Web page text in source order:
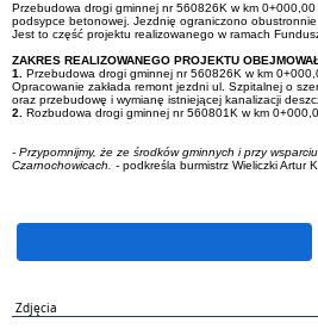
Przebudowa drogi gminnej nr 560826K w km
podsypce betonowej. Jezdnię ograniczono obustronnie
Jest to część projektu realizowanego w ramach
ZAKRES REALIZOWANEGO PROJEKTU
1. Przebudowa drogi gminnej nr 560826K w km
Opracowanie zakłada remont jezdni ul. Szpitalnej o
oraz przebudowę i wymianę istniejącej kanalizacji
2. Rozbudowa drogi gminnej nr 560801K w km
- Przypomnijmy, że ze środków gminnych i przy
Czarnochowicach. - podkreśla burmistrz Wieliczki Artur
Zdjęcia